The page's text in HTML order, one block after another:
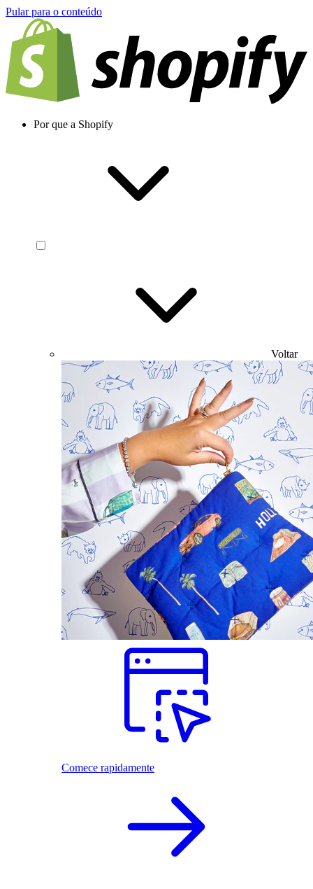
Pular para o conteúdo
Por que a Shopify
Voltar
Comece rapidamente